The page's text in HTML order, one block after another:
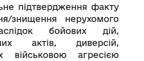
підтвердження факту
знищення нерухомого
бойових дій,
актів, диверсій,
військовою агресією